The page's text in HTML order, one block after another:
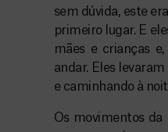
sem dúvida, este
primeiro lugar. E
mães e crianças
andar. Eles
e caminhando à
Os movimentos da